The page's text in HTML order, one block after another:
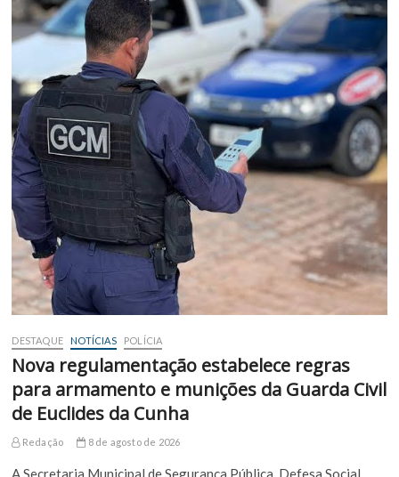
DESTAQUE NOTÍCIAS POLÍCIA
Nova regulamentação estabelece regras
para armamento e munições da Guarda Civil
de Euclides da Cunha
Redação 8 de agosto de 2026
A Secretaria Municipal de Segurança Pública, Defesa Social,